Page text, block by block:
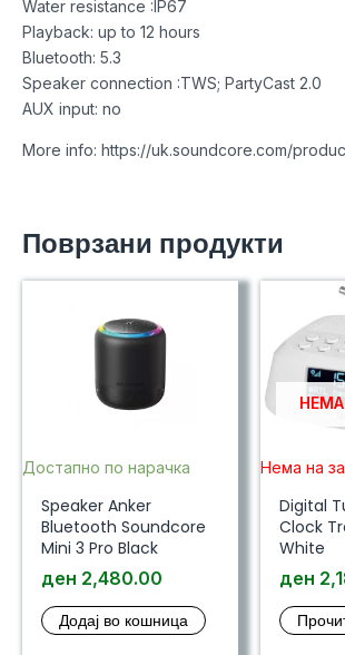
Water resistance :IP67
Playback: up to 12 hours
Bluetooth: 5.3
Speaker connection :TWS; PartyCast 2.0
AUX input: no
More info: https://uk.soundcore.com/
Поврзани продукти
Достапно по нарачка
Speaker Anker
Bluetooth Soundcore
Mini 3 Pro Black
ден 2,480.00
Додај во кошница
Нема на
Digital
Clock
White
ден